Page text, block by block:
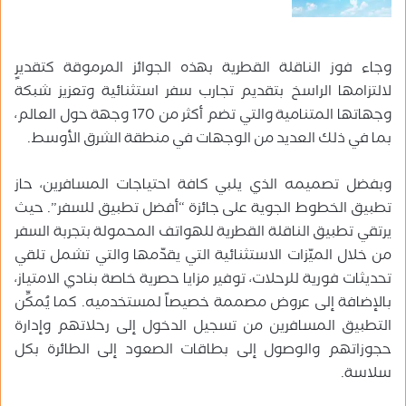
وجاء فوز الناقلة القطرية بهذه الجوائز المرموقة كتقديرٍ
لالتزامها الراسخ بتقديم تجارب سفر استثنائية وتعزيز شبكة
وجهاتها المتنامية والتي تضم أكثر من 170 وجهة حول العالم،
بما في ذلك العديد من الوجهات في منطقة الشرق الأوسط.
وبفضل تصميمه الذي يلبي كافة احتياجات المسافرين، حاز
تطبيق الخطوط الجوية على جائزة “أفضل تطبيق للسفر”. حيث
يرتقي تطبيق الناقلة القطرية للهواتف المحمولة بتجربة السفر
من خلال الميّزات الاستثنائية التي يقدّمها والتي تشمل تلقي
تحديثات فورية للرحلات، توفير مزايا حصرية خاصة بنادي الامتياز،
بالإضافة إلى عروض مصممة خصيصاً لمستخدميه. كما يُمكِّن
التطبيق المسافرين من تسجيل الدخول إلى رحلاتهم وإدارة
حجوزاتهم والوصول إلى بطاقات الصعود إلى الطائرة بكل
سلاسة.